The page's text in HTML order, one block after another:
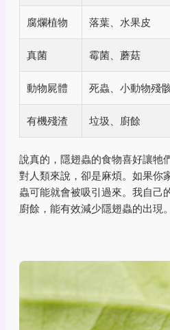
腐爛植物 落葉、水果皮
真菌 霉菌、蘑菇
動物屍體 死蟲、小動物殘
有機殘渣 垃圾、廚餘
說真的，隱翅蟲的食物喜好讓牠
對人類來說，卻是麻煩。如果你
蟲可能就會被吸引過來。我自己
廚餘，能有效減少隱翅蟲的出現。